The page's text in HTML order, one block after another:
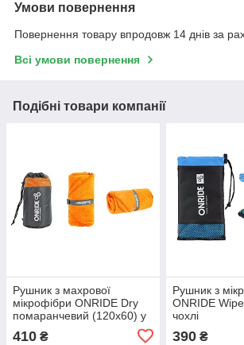
Умови повернення
Повернення товару впродовж 14 днів за
Всі умови повернення
Подібні товари компанії
Рушник з махрової
мікрофібри ONRIDE Dry
помаранчевий (120х60) у
410 ₴
Рушник з
ONRIDE
чохлі
390₴